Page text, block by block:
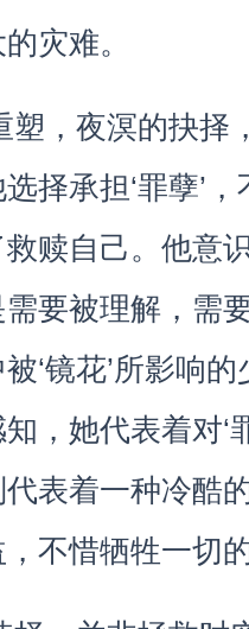
灾难。
塑，夜溟的抉择
择承担‘罪孽’
赎自己。他意
要被理解，需
‘镜花’所影响的
，她代表着对‘
表着一种冷酷的
不惜牺牲一切